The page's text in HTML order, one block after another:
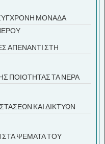
ΜΟΝΑΔΑ
ΑΠΕΝΑΝΤΙ ΣΤΗ
ΠΟΙΟΤΗΤΑΣ ΤΑ ΝΕΡΑ
ΚΑΙ ΔΙΚΤΥΩΝ
ΣΤΑ ΨΕΜΑΤΑ ΤΟΥ